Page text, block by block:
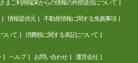
まご利用端末からの情報の外部送信について
情報提供元 不動産情報に関する免責事項
いて 消費税に関する表記について
ヘルプ お問い合わせ 運営会社